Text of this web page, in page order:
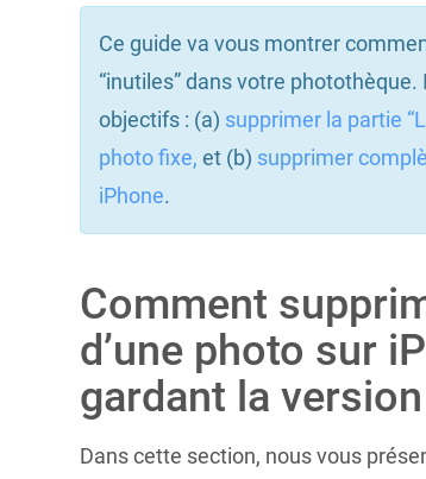
Ce guide va vous montrer
“inutiles” dans votre
objectifs : (a) supprimer la partie
photo fixe, et (b) supprimer
iPhone.
Comment
d’une photo sur
gardant la
Dans cette section, nous vous